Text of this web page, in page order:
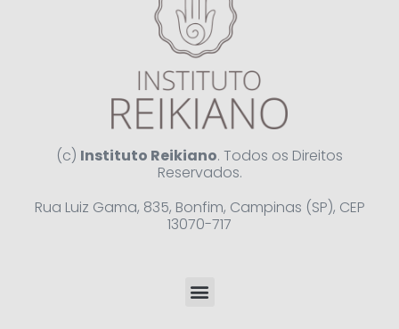
(c) Instituto Reikiano. Todos os Direitos
Reservados.
Rua Luiz Gama, 835, Bonfim, Campinas (SP), CEP
13070-717